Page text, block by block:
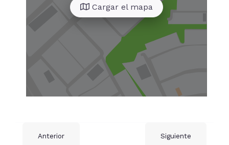
Cargar el mapa
Anterior Siguiente